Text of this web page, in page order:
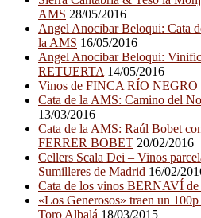
AMS 28/05/2016
Angel Anocibar Beloqui: Cata
la AMS 16/05/2016
Angel Anocibar Beloqui:
RETUERTA 14/05/2016
Vinos de FINCA RÍO NEGRO
Cata de la AMS: Camino del
13/03/2016
Cata de la AMS: Raúl Bobet
FERRER BOBET 20/02/2016
Cellers Scala Dei – Vinos
Sumilleres de Madrid 16/02/
Cata de los vinos BERNAVÍ de
«Los Generosos» traen un
Toro Albalá 18/03/2015